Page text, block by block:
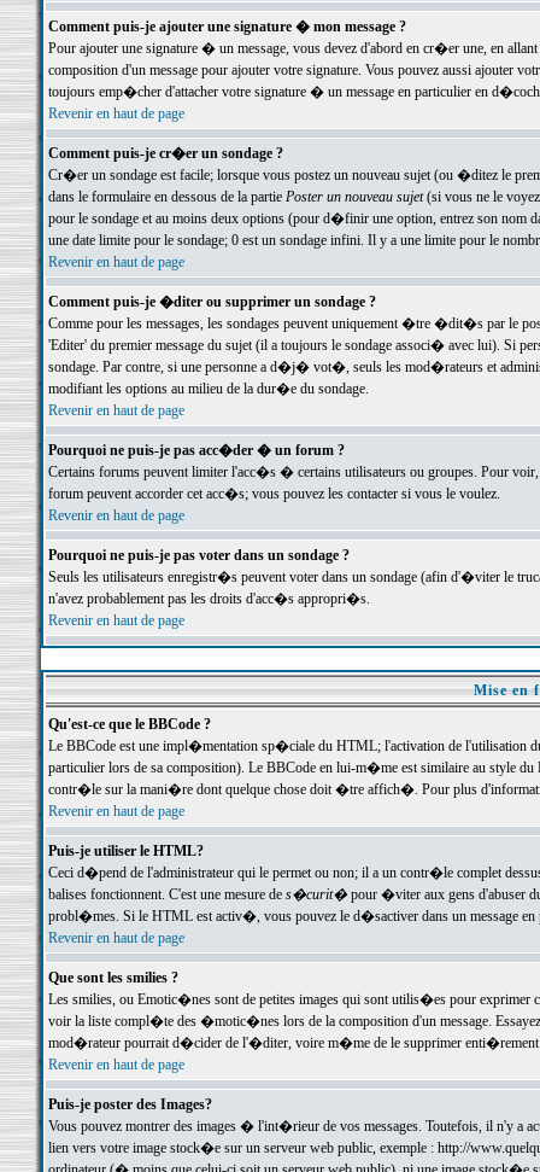
Comment puis-je ajouter une signature � mon message ?
Pour ajouter une signature � un message, vous devez d'abord en cr�er une, en
composition d'un message pour ajouter votre signature. Vous pouvez aussi ajouter
toujours emp�cher d'attacher votre signature � un message en particulier en
Revenir en haut de page
Comment puis-je cr�er un sondage ?
Cr�er un sondage est facile; lorsque vous postez un nouveau sujet (ou �ditez le
dans le formulaire en dessous de la partie Poster un nouveau sujet(si vous ne le voyez
pour le sondage et au moins deux options (pour d�finir une option, entrez son nom
une date limite pour le sondage; 0 est un sondage infini. Il y a une limite pour le
Revenir en haut de page
Comment puis-je �diter ou supprimer un sondage ?
Comme pour les messages, les sondages peuvent uniquement �tre �dit�s par le
'Editer' du premier message du sujet (il a toujours le sondage associ� avec lui). Si
sondage. Par contre, si une personne a d�j� vot�, seuls les mod�rateurs et
modifiant les options au milieu de la dur�e du sondage.
Revenir en haut de page
Pourquoi ne puis-je pas acc�der � un forum ?
Certains forums peuvent limiter l'acc�s � certains utilisateurs ou groupes. Pour
forum peuvent accorder cet acc�s; vous pouvez les contacter si vous le voulez.
Revenir en haut de page
Pourquoi ne puis-je pas voter dans un sondage ?
Seuls les utilisateurs enregistr�s peuvent voter dans un sondage (afin d'�viter le
n'avez probablement pas les droits d'acc�s appropri�s.
Revenir en haut de page
Mise en
Qu'est-ce que le BBCode ?
Le BBCode est une impl�mentation sp�ciale du HTML; l'activation de l'utilisation
particulier lors de sa composition). Le BBCode en lui-m�me est similaire au style
contr�le sur la mani�re dont quelque chose doit �tre affich�. Pour plus
Revenir en haut de page
Puis-je utiliser le HTML?
Ceci d�pend de l'administrateur qui le permet ou non; il a un contr�le complet
balises fonctionnent. C'est une mesure de s�curit�pour �viter aux gens d'abuser
probl�mes. Si le HTML est activ�, vous pouvez le d�sactiver dans un message en
Revenir en haut de page
Que sont les smilies ?
Les smilies, ou Emotic�nes sont de petites images qui sont utilis�es pour exprimer
voir la liste compl�te des �motic�nes lors de la composition d'un message.
mod�rateur pourrait d�cider de l'�diter, voire m�me de le supprimer
Revenir en haut de page
Puis-je poster des Images?
Vous pouvez montrer des images � l'int�rieur de vos messages. Toutefois, il n'y a
lien vers votre image stock�e sur un serveur web public, exemple : http://